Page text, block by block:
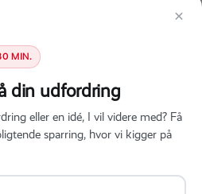
webprojekt?
møde og fortæl os om jeres
med teknologivalg, estimat
uden salgspres.
×
MIN.
din udfordring
eller en idé, I vil videre med? Få
sparring, hvor vi kigger på